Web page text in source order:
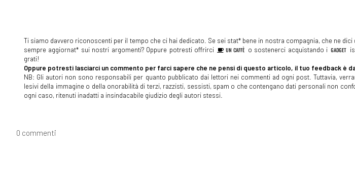
Ti siamo davvero riconoscenti per il tempo che ci hai dedicato. Se sei stat* bene in nostra compagnia, che ne dici
sempre aggiornat* sui nostri argomenti? Oppure potresti offrirci
UN CAFFÈ o sostenerci acquistando i GADGET
grati!
Oppure potresti lasciarci un commento per farci sapere che ne pensi di questo articolo, il tuo feedback è
NB: Gli autori non sono responsabili per quanto pubblicato dai lettori nei commenti ad ogni post. Tuttavia,
lesivi della immagine o della onorabilità di terzi, razzisti, sessisti, spam o che contengano dati personali non
ogni caso, ritenuti inadatti a insindacabile giudizio degli autori stessi.
0 commenti